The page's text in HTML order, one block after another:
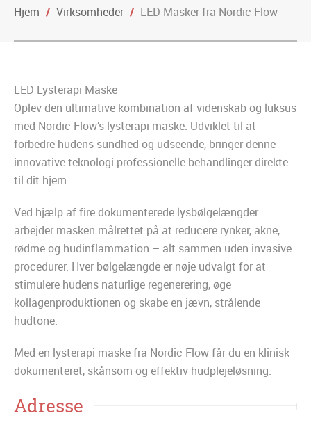
Hjem / Virksomheder / LED Masker fra Nordic Flow
LED Lysterapi Maske
Oplev den ultimative kombination af videnskab og luksus
med Nordic Flow’s lysterapi maske. Udviklet til at
forbedre hudens sundhed og udseende, bringer denne
innovative teknologi professionelle behandlinger direkte
til dit hjem.
Ved hjælp af fire dokumenterede lysbølgelængder
arbejder masken målrettet på at reducere rynker, akne,
rødme og hudinflammation – alt sammen uden invasive
procedurer. Hver bølgelængde er nøje udvalgt for at
stimulere hudens naturlige regenerering, øge
kollagenproduktionen og skabe en jævn, strålende
hudtone.
Med en lysterapi maske fra Nordic Flow får du en klinisk
dokumenteret, skånsom og effektiv hudplejeløsning.
Adresse